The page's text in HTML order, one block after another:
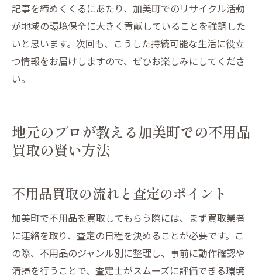
記事を締めくくるにあたり、加美町でのリサイクル活動
が地域の環境保全に大きく貢献していることを強調した
いと思います。次回も、こうした持続可能な生活に役立
つ情報をお届けしますので、ぜひお楽しみにしてくださ
い。
地元のプロが教える加美町での不用品
買取の賢い方法
不用品買取の流れと査定のポイント
加美町で不用品を買取してもらう際には、まず買取業者
に連絡を取り、査定の日程を決めることが必要です。こ
の際、不用品のジャンル別に整理し、事前に動作確認や
清掃を行うことで、査定士がスムーズに評価できる環境